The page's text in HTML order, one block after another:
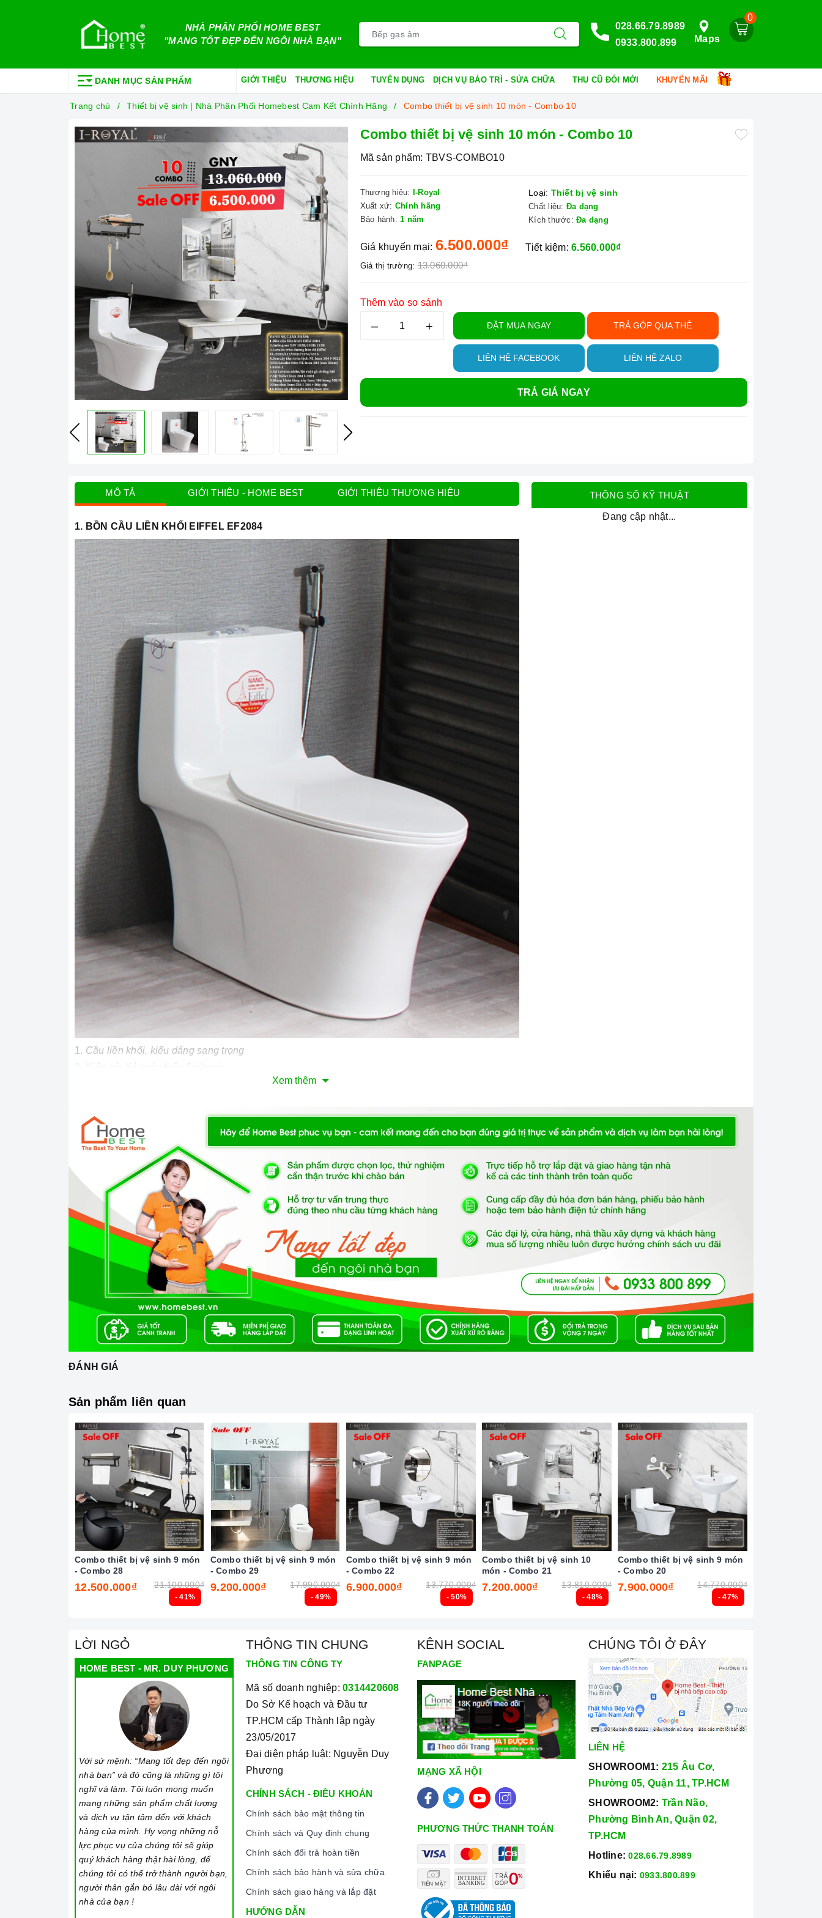
NHÀ PHÂN PHỐI HOME BEST
"MANG TỐT ĐẸP ĐẾN NGÔI NHÀ BẠN"
0
Maps
028.66.79.8989
0933.800.899
DANH MỤC SẢN PHẨM GIỚI THIỆU THƯƠNG HIỆU TUYỂN DỤNG DỊCH VỤ BẢO TRÌ - SỬA CHỮA THU CŨ ĐỔI MỚI KHUYẾN MÃI
Trang chủ Thiết bị vệ sinh | Nhà Phân Phối Homebest Cam Kết Chính Hãng Combo thiết bị vệ sinh 10 món - Combo 10
Combo thiết bị vệ sinh 10 món - Combo 10
Mã sản phẩm: TBVS-COMBO10
Thương hiệu:
I-Royal
Xuất xứ: Chính hãng
Bảo hành: 1 năm
Loại: Thiết bị vệ sinh
Chất liệu: Đa dạng
Kích thước: Đa dạng
Giá khuyến mại: 6.500.000₫
Giá thị trường: 13.060.000₫
Tiết kiệm:6.560.000₫
Thêm vào so sánh
– + ĐẶT MUA NGAY TRẢ GÓP QUA THẺ
LIÊN HỆ FACEBOOK LIÊN HỆ ZALO
TRẢ GIÁ NGAY
MÔ TẢ GIỚI THIỆU - HOME BEST GIỚI THIỆU THƯƠNG HIỆU
1. BỒN CẦU LIỀN KHỐI EIFFEL EF2084
Cầu liền khối, kiểu dáng sang trọng
Tầm xả: 300mm
Nắp đóng êm, chống trầy cao cấp
2. GƯƠNG SOI TÂN AN VINH 50*70cm TAV 102B/103B/112B
Chất liệu: Phôi Bỉ, tráng bạc
Loại: Gương mài vát cạnh
3. CHẬU LAVABO DƯƠNG BÀN ĐÁ EIFFEL EL-2005/L17/1031/5576/5575
Xem thêm
THÔNG SỐ KỸ THUẬT
Đang cập nhật...
ĐÁNH GIÁ
Sản phẩm liên quan
- 41%
Combo thiết bị vệ sinh 9 món
- Combo 28
12.500.000₫ 21.100.000₫
- 49%
Combo thiết bị vệ sinh 9 món
- Combo 29
9.200.000₫ 17.990.000₫
- 50%
Combo thiết bị vệ sinh 9 món
- Combo 22
6.900.000₫ 13.770.000₫
- 48%
Combo thiết bị vệ sinh 10
món - Combo 21
7.200.000₫ 13.810.000₫
- 47%
Combo thiết bị vệ sinh 9 món
- Combo 20
7.900.000₫ 14.770.000₫
LỜI NGỎ
HOME BEST - MR. DUY PHƯƠNG
Với sứ mệnh: “Mang tốt đẹp đến ngôi
nhà bạn” và đó cũng là những gì tôi
nghĩ và làm. Tôi luôn mong muốn
mang những sản phẩm chất lượng
và dịch vụ tận tâm đến với khách
hàng của mình. Hy vọng những nỗ
lực phục vụ của chúng tôi sẽ giúp
quý khách hàng thật hài lòng, để
chúng tôi có thể trở thành người bạn,
người thân gắn bó lâu dài với ngôi
nhà của bạn !
THÔNG TIN CHUNG
THÔNG TIN CÔNG TY
Mã số doanh nghiệp: 0314420608
Do Sở Kế hoạch và Đầu tư
TP.HCM cấp Thành lập ngày
23/05/2017
Đại diện pháp luật: Nguyễn Duy
Phương
CHÍNH SÁCH - ĐIỀU KHOẢN
Chính sách bảo mật thông tin
Chính sách và Quy định chung
Chính sách đổi trả hoàn tiền
Chính sách bảo hành và sửa chữa
Chính sách giao hàng và lắp đặt
HƯỚNG DẪN
KÊNH SOCIAL
FANPAGE
MẠNG XÃ HỘI
PHƯƠNG THỨC THANH TOÁN
CHÚNG TÔI Ở ĐÂY
LIÊN HỆ
SHOWROOM1: 215 Âu Cơ,
Phường 05, Quận 11, TP.HCM
SHOWROOM2: Trần Não,
Phường Bình An, Quận 02,
TP.HCM
Hotline: 028.66.79.8989
Khiếu nại: 0933.800.899